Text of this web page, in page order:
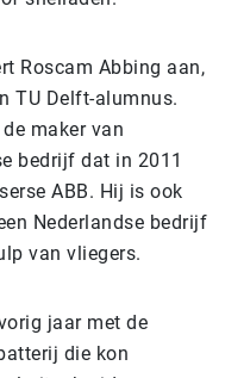
Roscam Abbing aan,
TU Delft-alumnus.
maker van
bedrijf dat in 2011
ABB. Hij is ook
Nederlandse bedrijf
van vliegers.
jaar met de
die kon